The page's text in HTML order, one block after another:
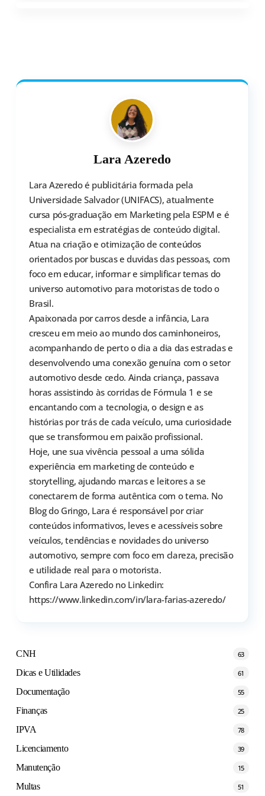
Lara Azeredo
Lara Azeredo é publicitária formada pela
Universidade Salvador (UNIFACS), atualmente
cursa pós-graduação em Marketing pela ESPM e é
especialista em estratégias de conteúdo digital.
Atua na criação e otimização de conteúdos
orientados por buscas e duvidas das pessoas, com
foco em educar, informar e simplificar temas do
universo automotivo para motoristas de todo o
Brasil.
Apaixonada por carros desde a infância, Lara
cresceu em meio ao mundo dos caminhoneiros,
acompanhando de perto o dia a dia das estradas e
desenvolvendo uma conexão genuína com o setor
automotivo desde cedo. Ainda criança, passava
horas assistindo às corridas de Fórmula 1 e se
encantando com a tecnologia, o design e as
histórias por trás de cada veículo, uma curiosidade
que se transformou em paixão profissional.
Hoje, une sua vivência pessoal a uma sólida
experiência em marketing de conteúdo e
storytelling, ajudando marcas e leitores a se
conectarem de forma autêntica com o tema. No
Blog do Gringo, Lara é responsável por criar
conteúdos informativos, leves e acessíveis sobre
veículos, tendências e novidades do universo
automotivo, sempre com foco em clareza, precisão
e utilidade real para o motorista.
Confira Lara Azeredo no Linkedin:
https://www.linkedin.com/in/lara-farias-azeredo/
CNH 63
Dicas e Utilidades 61
Documentação 55
Finanças 25
IPVA 78
Licenciamento 39
Manutenção 15
Multas 51